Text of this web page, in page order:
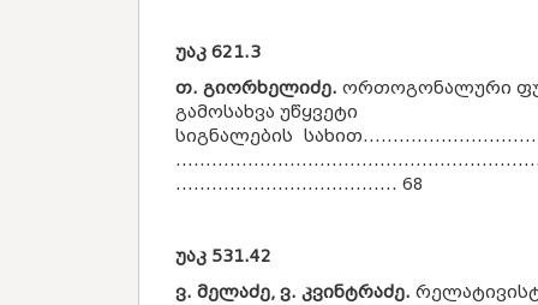
უაკ 621.3
თ. გიორხელიძე. ორთოგონალური
გამოსახვა უწყვეტი
სიგნალების
..................................... 68
უაკ 531.42
ვ. მელაძე, ვ. კვინტრაძე.